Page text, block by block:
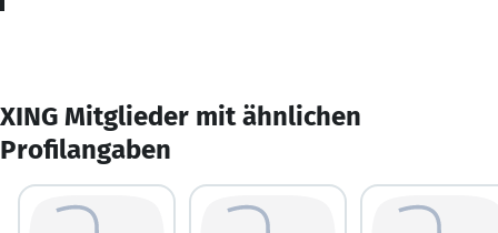
XING Mitglieder mit ähnlichen
Profilangaben